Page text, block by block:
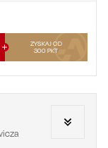
ZYSKAJ OD
300 PKT